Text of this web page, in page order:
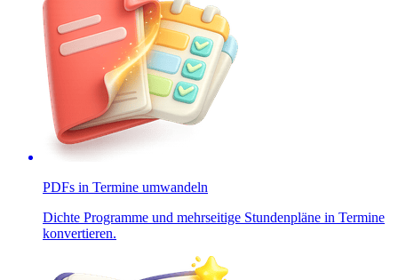
PDFs in Termine umwandeln
Dichte Programme und mehrseitige Stundenpläne in Termine
konvertieren.